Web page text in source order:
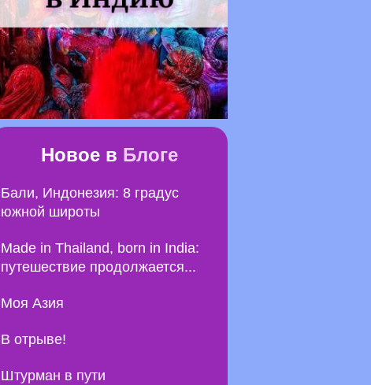
Новое в Блоге
Бали, Индонезия: 8 градус
южной широты
Made in Thailand, born in India:
путешествие продолжается...
Моя Азия
В отрыве!
Штурман в пути